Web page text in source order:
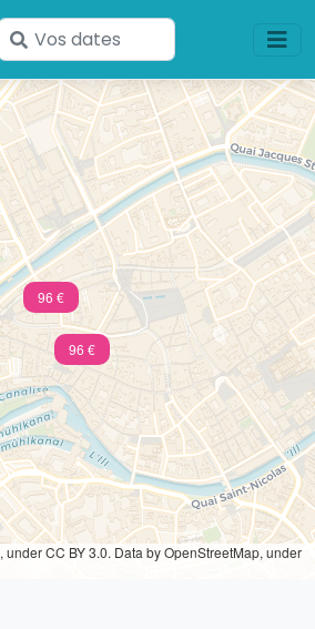
Saisissez
vos
dates
96 €
96 €
, under CC BY 3.0. Data by OpenStreetMap, under